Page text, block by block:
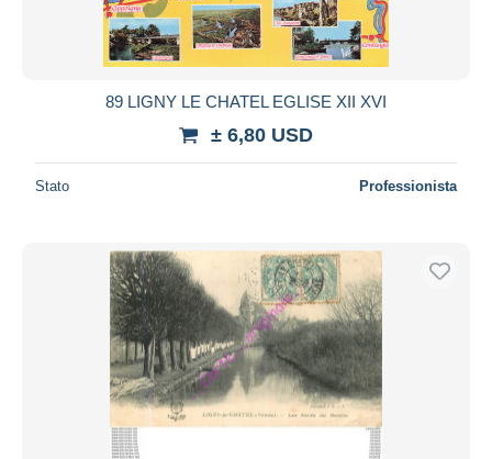
89 LIGNY LE CHATEL EGLISE XII XVI
± 6,80 USD
Stato Professionista